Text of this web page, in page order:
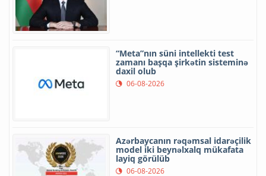
“Meta”nın süni intellekti test
zamanı başqa şirkətin sisteminə
daxil olub
06-08-2026
Azərbaycanın rəqəmsal idarəçilik
model iki beynəlxalq mükafata
layiq görülüb
06-08-2026